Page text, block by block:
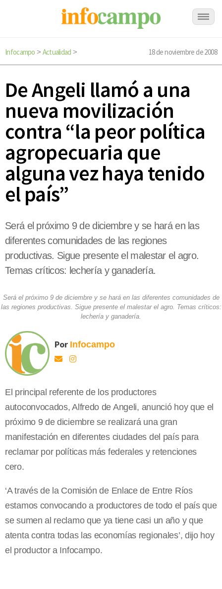
Infocampo > Actualidad > 18 de noviembre de 2008
De Angeli llamó a una
nueva movilización
contra “la peor política
agropecuaria que
alguna vez haya tenido
el país”
Será el próximo 9 de diciembre y se hará en las
diferentes comunidades de las regiones
productivas. Sigue presente el malestar el agro.
Temas críticos: lechería y ganadería.
Será el próximo 9 de diciembre y se hará en las diferentes comunidades de
las regiones productivas. Sigue presente el malestar el agro. Temas críticos:
lechería y ganadería.
Por Infocampo
El principal referente de los productores
autoconvocados, Alfredo de Angeli, anunció hoy que el
próximo 9 de diciembre se realizará una gran
manifestación en diferentes ciudades del país para
reclamar por políticas más federales y retenciones
cero.
‘A través de la Comisión de Enlace de Entre Ríos
estamos convocando a productores de todo el país que
se sumen al reclamo que ya tiene casi un año y que
atenta contra todas las economías regionales’, dijo hoy
el productor a Infocampo.